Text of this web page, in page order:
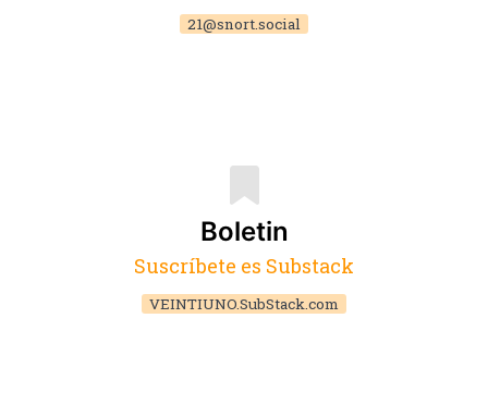
21@snort.social
Boletin
Suscríbete es Substack
VEINTIUNO.SubStack.com